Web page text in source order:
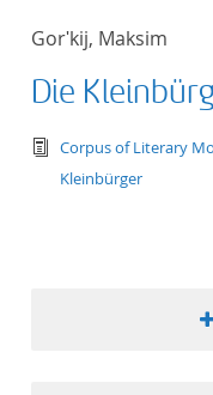
Gorʹkij, Maksim
Die
text/
Corpus of Literary
Kleinbürger